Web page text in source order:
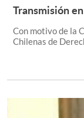
Transmisión
Con motivo de la
Chilenas de